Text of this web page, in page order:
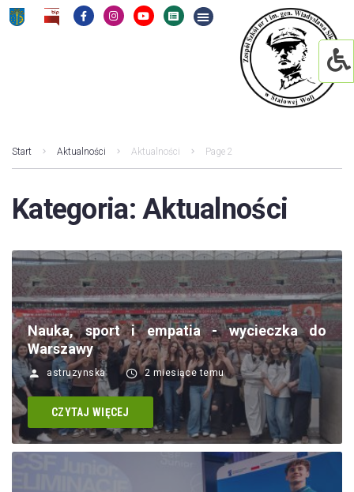
Start Aktualności Aktualności Page 2
Kategoria:Aktualności
Nauka, sport i empatia - wycieczka do
Warszawy
astruzynska 2 miesiące temu
CZYTAJ WIĘCEJ